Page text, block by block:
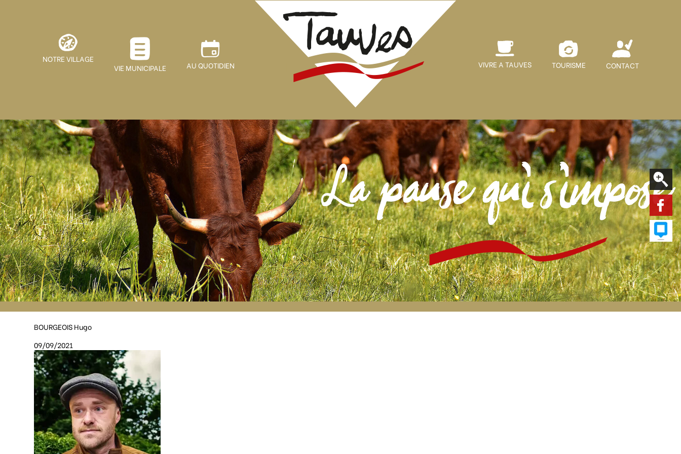
NOTRE VILLAGE
VIE MUNICIPALE
AU QUOTIDIEN VIVRE A TAUVES TOURISME CONTACT
La pause qui s'impose
BOURGEOIS Hugo
09/09/2021